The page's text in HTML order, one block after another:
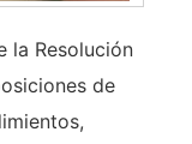
la Resolución
de